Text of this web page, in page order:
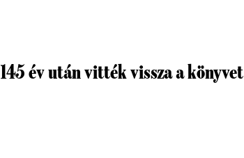
145 év után vitték vissza a könyvet